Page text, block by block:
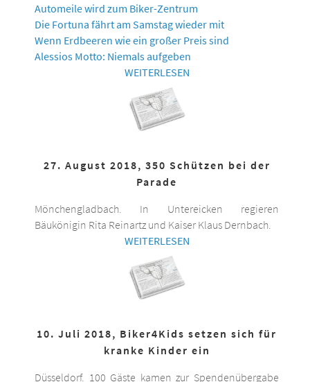
Automeile wird zum Biker-Zentrum
Die Fortuna fährt am Samstag wieder mit
Wenn Erdbeeren wie ein großer Preis sind
Alessios Motto: Niemals aufgeben
WEITERLESEN
27. August 2018, 350 Schützen bei der
Parade
Mönchengladbach. In Untereicken regieren
Bäukönigin Rita Reinartz und Kaiser Klaus Dernbach.
WEITERLESEN
10. Juli 2018, Biker4Kids setzen sich für
kranke Kinder ein
Düsseldorf. 100 Gäste kamen zur Spendenübergabe